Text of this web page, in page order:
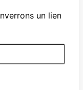
un lien